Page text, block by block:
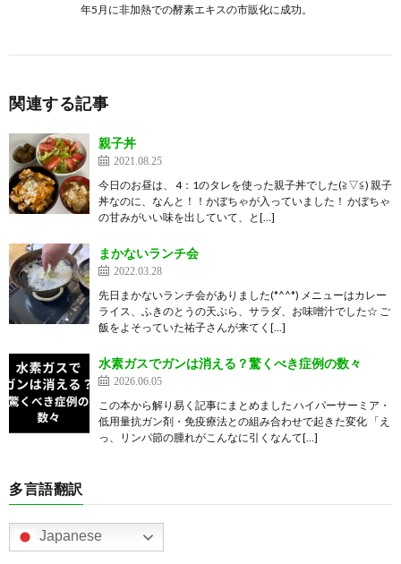
年5月に非加熱での酵素エキスの市販化に成功。
関連する記事
親子丼
2021.08.25
今日のお昼は、 4：1のタレを使った親子丼でした(≧▽≦) 親子
丼なのに、なんと！！かぼちゃが入っていました！ かぼちゃ
の甘みがいい味を出していて、と[…]
まかないランチ会
2022.03.28
先日まかないランチ会がありました(*^^*) メニューはカレー
ライス、ふきのとうの天ぷら、サラダ、お味噌汁でした☆ ご
飯をよそっていた祐子さんが来てく[…]
水素ガスでガンは消える？驚くべき症例の数々
2026.06.05
この本から解り易く記事にまとめました ハイパーサーミア・
低用量抗ガン剤・免疫療法との組み合わせで起きた変化 「え
っ、リンパ節の腫れがこんなに引くなんて[…]
多言語翻訳
Japanese